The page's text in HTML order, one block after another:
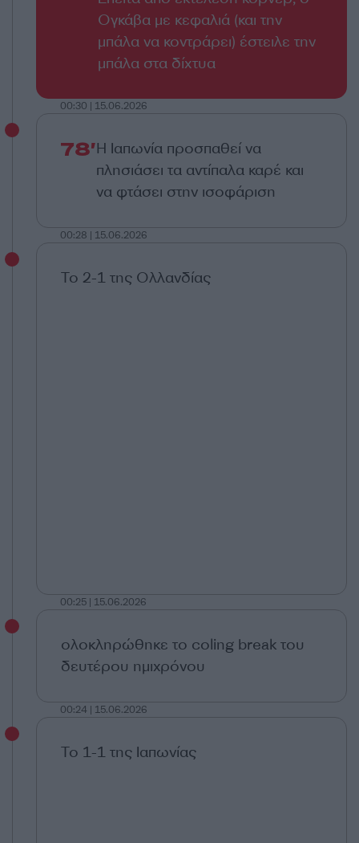
Ογκάβα με κεφαλιά (και την
μπάλα να κοντράρει) έστειλε την
μπάλα στα δίχτυα
00:30 | 15.06.2026
78'Η Ιαπωνία προσπαθεί να
πλησιάσει τα αντίπαλα καρέ και
να φτάσει στην ισοφάριση
00:28 | 15.06.2026
Το 2-1 της Ολλανδίας
00:25 | 15.06.2026
ολοκληρώθηκε το coling break του
δευτέρου ημιχρόνου
00:24 | 15.06.2026
Το 1-1 της Ιαπωνίας